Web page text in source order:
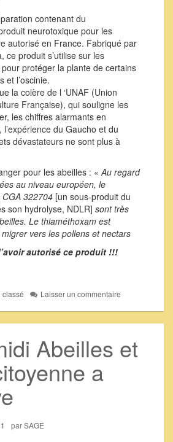
contenant du
neurotoxique pour les
autorisé en France. Fabriqué par
ce produit s’utilise sur les
protéger la plante de certains
et l’oscinie.
la colère de l ‘UNAF (Union
Française), qui souligne les
les chiffres alarmants en
l’expérience du Gaucho et du
dévastateurs ne sont plus à
pour les abeilles : «Au regard
au niveau européen, le
322704 [un sous-produit du
son hydrolyse, NDLR] sont très
Le thiaméthoxam est
vers les pollens et nectars
autorisé ce produit !!!
classé Laisser un commentaire
Abeilles et
a
parSAGE